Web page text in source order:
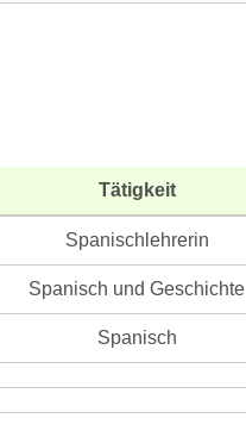
Tätigkeit
Spanischlehrerin
Spanisch und Geschichte
Spanisch